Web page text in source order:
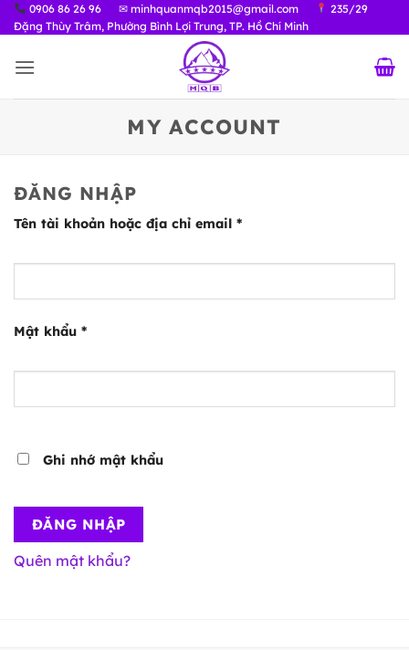
Bỏ
qua
dung
0906 86 26 96 ✉ minhquanmqb2015@gmail.com
235/29
Đặng Thùy Trâm, Phường Bình Lợi Trung, TP. Hồ Chí Minh
MY ACCOUNT
ĐĂNG NHẬP
Tên tài khoản hoặc địa chỉ email *Bắt
Mật khẩu *Bắt
Ghi nhớ mật khẩu
ĐĂNG NHẬP
Quên mật khẩu?